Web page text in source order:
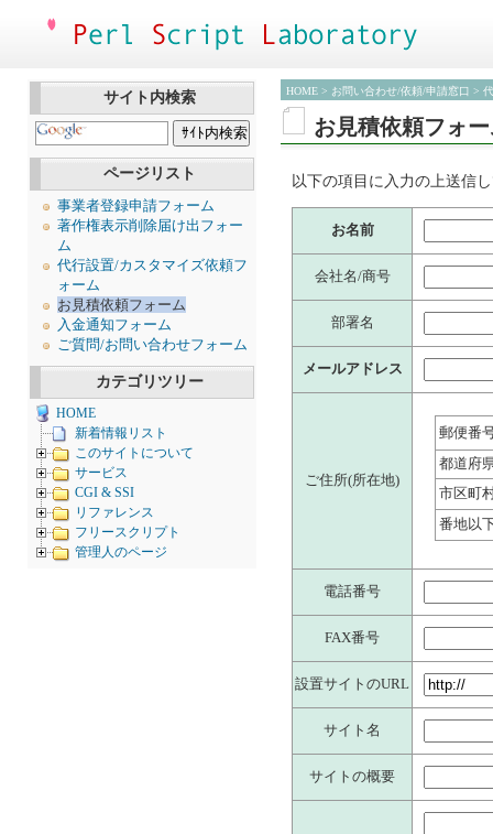
サイト内検索
ページリスト
事業者登録申請フォーム
著作権表示削除届け出フォー
ム
代行設置/カスタマイズ依頼フ
ォーム
お見積依頼フォーム
入金通知フォーム
ご質問/お問い合わせフォーム
カテゴリツリー
HOME
新着情報リスト
このサイトについて
サービス
CGI & SSI
リファレンス
フリースクリプト
管理人のページ
HOME > お問い合わせ/依頼/申請窓口 >
お見積依頼フォ
以下の項目に入力の上送信
お名前
会社名/商号
部署名
メールアドレス
ご住所(所在地)
郵便番
都道府
市区町
番地以
電話番号
FAX番号
設置サイトのURL
サイト名
サイトの概要